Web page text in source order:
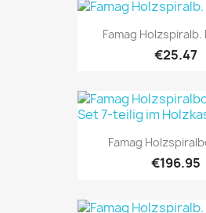
Famag Holzspiralb.
€25.47
Famag
€196.95